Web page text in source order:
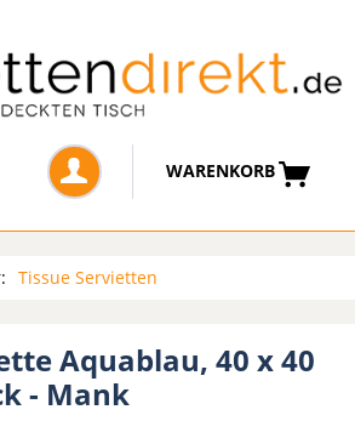
WARENKORB
Tissue Servietten
Aquablau, 40 x 40
- Mank